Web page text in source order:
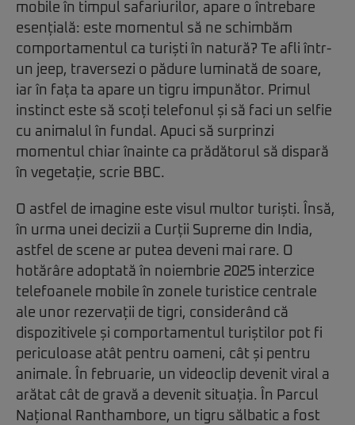
mobile în timpul safariurilor, apare o întrebare
esențială: este momentul să ne schimbăm
comportamentul ca turiști în natură? Te afli într-
un jeep, traversezi o pădure luminată de soare,
iar în fața ta apare un tigru impunător. Primul
instinct este să scoți telefonul și să faci un selfie
cu animalul în fundal. Apuci să surprinzi
momentul chiar înainte ca prădătorul să dispară
în vegetație, scrie BBC.
O astfel de imagine este visul multor turiști. Însă,
în urma unei decizii a Curții Supreme din India,
astfel de scene ar putea deveni mai rare. O
hotărâre adoptată în noiembrie 2025 interzice
telefoanele mobile în zonele turistice centrale
ale unor rezervații de tigri, considerând că
dispozitivele și comportamentul turiștilor pot fi
periculoase atât pentru oameni, cât și pentru
animale. În februarie, un videoclip devenit viral a
arătat cât de gravă a devenit situația. În Parcul
Național Ranthambore, un tigru sălbatic a fost